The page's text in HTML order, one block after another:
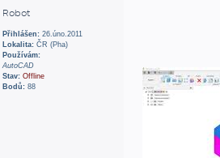
Robot
Přihlášen:26.úno.2011
Lokalita:ČR (Pha)
Používám:
AutoCAD
Stav: Offline
Bodů:88